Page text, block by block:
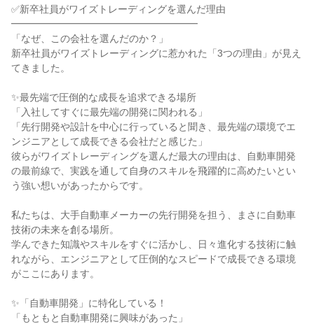
✅新卒社員がワイズトレーディングを選んだ理由
━━━━━━━━━━━━━━━━━━━
「なぜ、この会社を選んだのか？」
新卒社員がワイズトレーディングに惹かれた「3つの理由」が見え
てきました。
✨最先端で圧倒的な成長を追求できる場所
「入社してすぐに最先端の開発に関われる」
「先行開発や設計を中心に行っていると聞き、最先端の環境でエ
ンジニアとして成長できる会社だと感じた」
彼らがワイズトレーディングを選んだ最大の理由は、自動車開発
の最前線で、実践を通して自身のスキルを飛躍的に高めたいとい
う強い想いがあったからです。
私たちは、大手自動車メーカーの先行開発を担う、まさに自動車
技術の未来を創る場所。
学んできた知識やスキルをすぐに活かし、日々進化する技術に触
れながら、エンジニアとして圧倒的なスピードで成長できる環境
がここにあります。
✨「自動車開発」に特化している！
「もともと自動車開発に興味があった」